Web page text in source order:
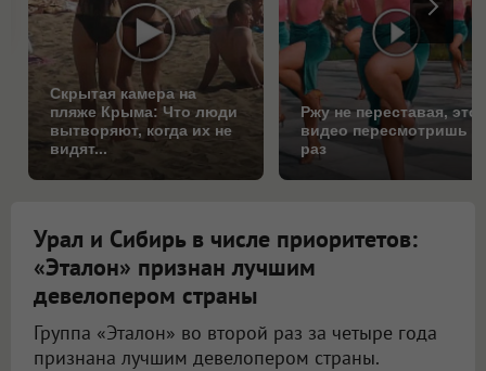
Скрытая камера на
пляже Крыма: Что люди
вытворяют, когда их не
видят...
Ржу не переставая, это
видео пересмотришь
раз
Урал и Сибирь в числе приоритетов:
«Эталон» признан лучшим
девелопером страны
Группа «Эталон» во второй раз за четыре года
признана лучшим девелопером страны.